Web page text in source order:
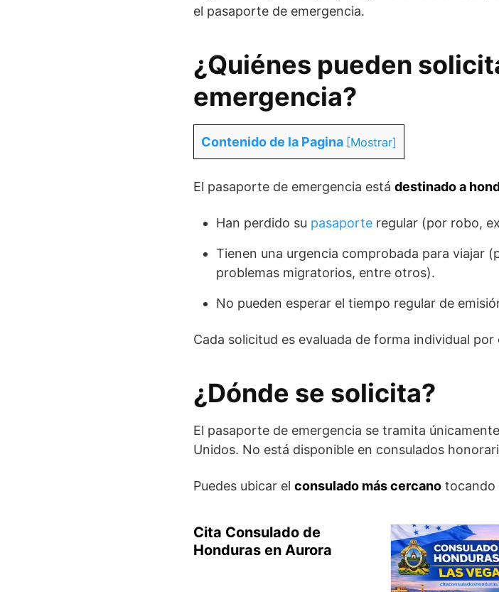
el pasaporte de emergencia.
¿Quiénes pueden
emergencia?
Contenido de la Pagina [Mostrar]
El pasaporte de emergencia está destinado a
Han perdido su pasaporte regular (por robo,
Tienen una urgencia comprobada para viajar
problemas migratorios, entre otros).
No pueden esperar el tiempo regular de
Cada solicitud es evaluada de forma individual
¿Dónde se solicita?
El pasaporte de emergencia se tramita
Unidos. No está disponible en consulados
Puedes ubicar el consulado más cercano tocando
Cita Consulado de
Honduras en Aurora